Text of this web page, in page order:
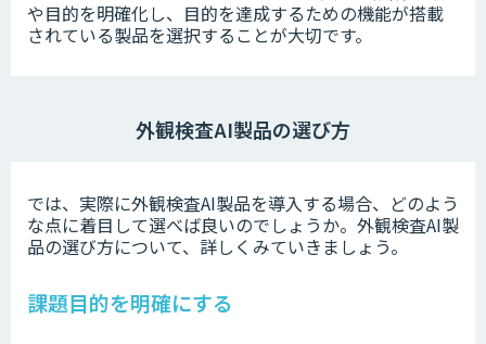
や目的を明確化し、目的を達成するための機能が搭載
されている製品を選択することが大切です。
外観検査AI製品の選び方
では、実際に外観検査AI製品を導入する場合、どのよう
な点に着目して選べば良いのでしょうか。外観検査AI製
品の選び方について、詳しくみていきましょう。
課題目的を明確にする